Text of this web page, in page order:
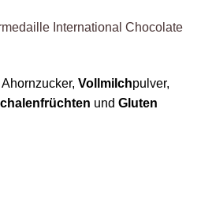
International Chocolate
Vollmilchpulver,
und Gluten